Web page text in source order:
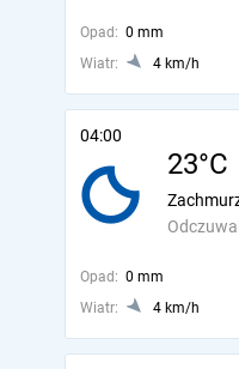
Opad: 0 mm
Wiatr:
4 km/h
04:00
23°C
Opad: 0 mm
Wiatr:
4 km/h